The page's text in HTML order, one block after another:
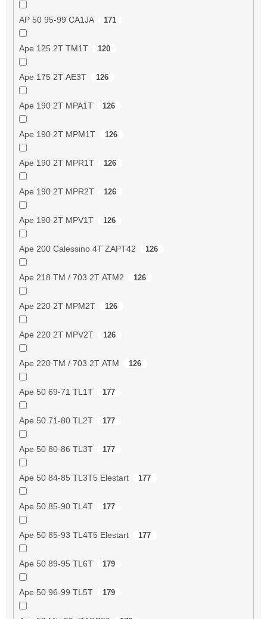
AP 50 95-99 CA1JA 171
Ape 125 2T TM1T 120
Ape 175 2T AE3T 126
Ape 190 2T MPA1T 126
Ape 190 2T MPM1T 126
Ape 190 2T MPR1T 126
Ape 190 2T MPR2T 126
Ape 190 2T MPV1T 126
Ape 200 Calessino 4T ZAPT42 126
Ape 218 TM / 703 2T ATM2 126
Ape 220 2T MPM2T 126
Ape 220 2T MPV2T 126
Ape 220 TM / 703 2T ATM 126
Ape 50 69-71 TL1T 177
Ape 50 71-80 TL2T 177
Ape 50 80-86 TL3T 177
Ape 50 84-85 TL3T5 Elestart 177
Ape 50 85-90 TL4T 177
Ape 50 85-93 TL4T5 Elestart 177
Ape 50 89-95 TL6T 179
Ape 50 96-99 TL5T 179